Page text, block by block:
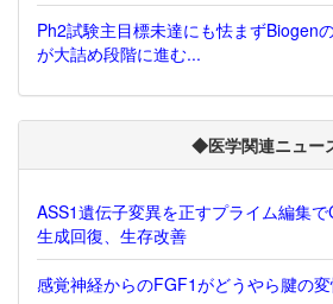
Ph2試験主目標未達にも怯まずBiogen
が大詰め段階に進む...
◆医学関連ニュー
ASS1遺伝子変異を正すプライム編集
生成回復、生存改善
感覚神経からのFGF1がどうやら腱の